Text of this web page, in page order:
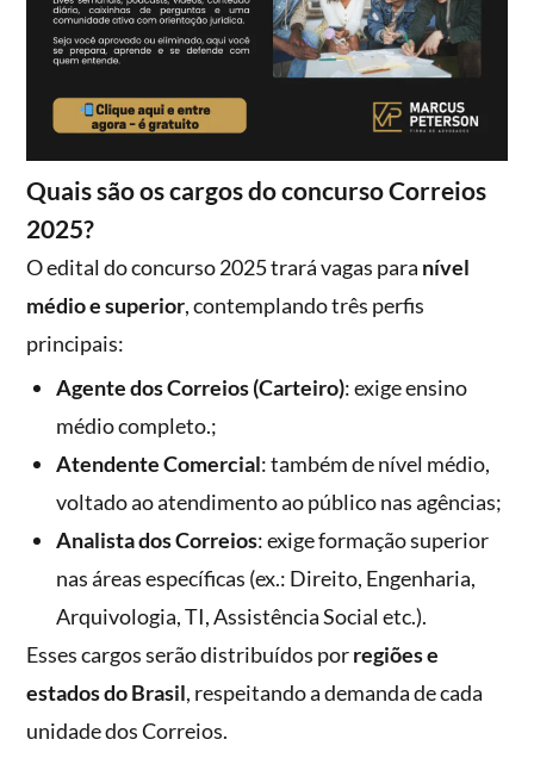
Quais são os cargos do concurso Correios
2025?
O edital do concurso 2025 trará vagas para nível
médio e superior, contemplando três perfis
principais:
Agente dos Correios (Carteiro): exige ensino
médio completo.;
Atendente Comercial: também de nível médio,
voltado ao atendimento ao público nas agências;
Analista dos Correios: exige formação superior
nas áreas específicas (ex.: Direito, Engenharia,
Arquivologia, TI, Assistência Social etc.).
Esses cargos serão distribuídos porregiões e
estados do Brasil, respeitando a demanda de cada
unidade dos Correios.